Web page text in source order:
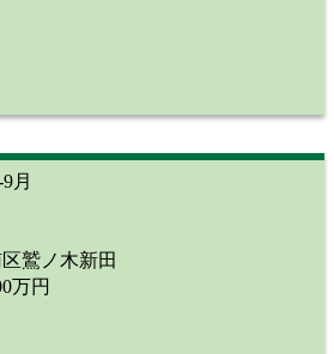
月
鷲ノ木新田
万円